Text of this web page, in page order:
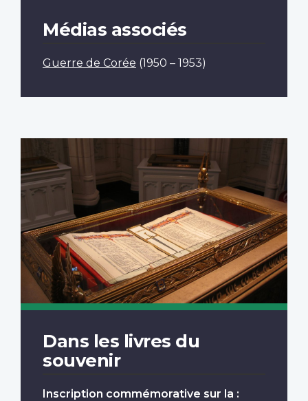
Médias associés
Guerre de Corée (1950 – 1953)
Dans les livres du
souvenir
Inscription commémorative sur la :